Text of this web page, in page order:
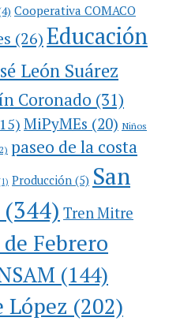
Cooperativa COMACO
(26)Educación
León Suárez
Coronado (31)
MiPyMEs (20) Niños
paseo de la costa
Producción (5) San
(344) Tren Mitre
Febrero
(144)
López (202)